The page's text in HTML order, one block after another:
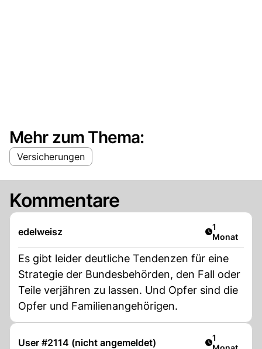
Mehr zum Thema:
Versicherungen
Kommentare
edelweisz Artikel
1
Monat
Es gibt leider deutliche Tendenzen für eine
Strategie der Bundesbehörden, den Fall oder
Teile verjähren zu lassen. Und Opfer sind die
Opfer und Familienangehörigen.
User #2114 (nicht angemeldet) Artikel
1